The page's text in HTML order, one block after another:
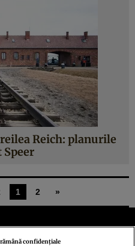
Reich: planurile
1 2 »
rămână confidențiale